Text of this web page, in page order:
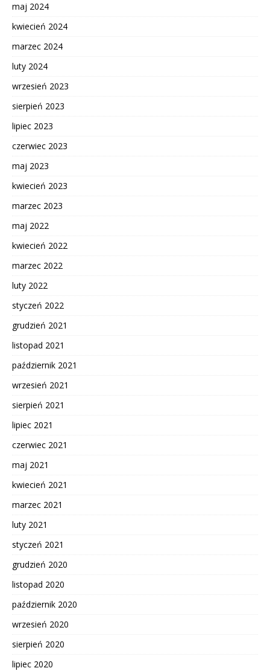
maj 2024
kwiecień 2024
marzec 2024
luty 2024
wrzesień 2023
sierpień 2023
lipiec 2023
czerwiec 2023
maj 2023
kwiecień 2023
marzec 2023
maj 2022
kwiecień 2022
marzec 2022
luty 2022
styczeń 2022
grudzień 2021
listopad 2021
październik 2021
wrzesień 2021
sierpień 2021
lipiec 2021
czerwiec 2021
maj 2021
kwiecień 2021
marzec 2021
luty 2021
styczeń 2021
grudzień 2020
listopad 2020
październik 2020
wrzesień 2020
sierpień 2020
lipiec 2020